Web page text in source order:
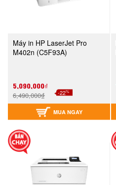
Máy in HP LaserJet Pro
M402n (C5F93A)
5,090,000₫
6,490,000₫ -22%
MUA NGAY